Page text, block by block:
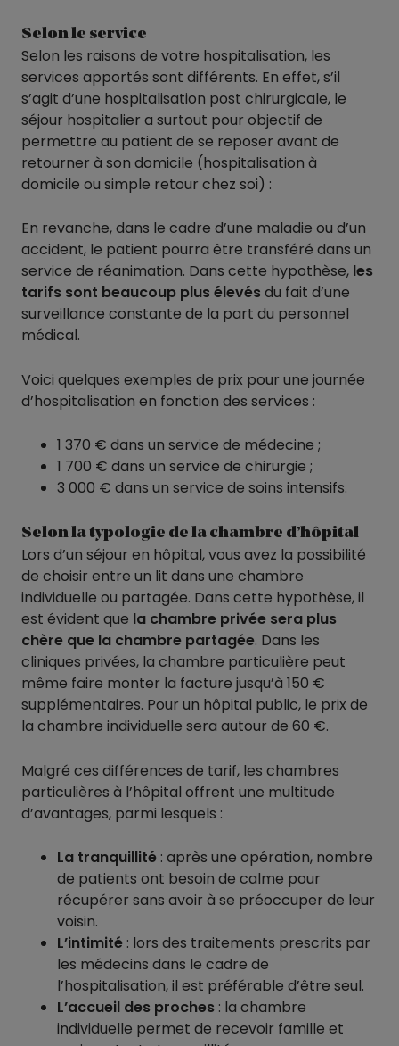
Selon le service
Selon les raisons de votre hospitalisation, les
services apportés sont différents. En effet, s’il
s’agit d’une hospitalisation post chirurgicale, le
séjour hospitalier a surtout pour objectif de
permettre au patient de se reposer avant de
retourner à son domicile (hospitalisation à
domicile ou simple retour chez soi) :
En revanche, dans le cadre d’une maladie ou d’un
accident, le patient pourra être transféré dans un
service de réanimation. Dans cette hypothèse, les
tarifs sont beaucoup plus élevésdu fait d’une
surveillance constante de la part du personnel
médical.
Voici quelques exemples de prix pour une journée
d’hospitalisation en fonction des services :
1 370 € dans un service de médecine ;
1 700 € dans un service de chirurgie ;
3 000 € dans un service de soins intensifs.
Selon la typologie de la chambre d’hôpital
Lors d’un séjour en hôpital, vous avez la possibilité
de choisir entre un lit dans une chambre
individuelle ou partagée. Dans cette hypothèse, il
est évident que la chambre privée sera plus
chère que la chambre partagée. Dans les
cliniques privées, la chambre particulière peut
même faire monter la facture jusqu’à 150 €
supplémentaires. Pour un hôpital public, le prix de
la chambre individuelle sera autour de 60 €.
Malgré ces différences de tarif, les chambres
particulières à l’hôpital offrent une multitude
d’avantages, parmi lesquels :
La tranquillité : après une opération, nombre
de patients ont besoin de calme pour
récupérer sans avoir à se préoccuper de leur
voisin.
L’intimité : lors des traitements prescrits par
les médecins dans le cadre de
l’hospitalisation, il est préférable d’être seul.
L’accueil des proches : la chambre
individuelle permet de recevoir famille et